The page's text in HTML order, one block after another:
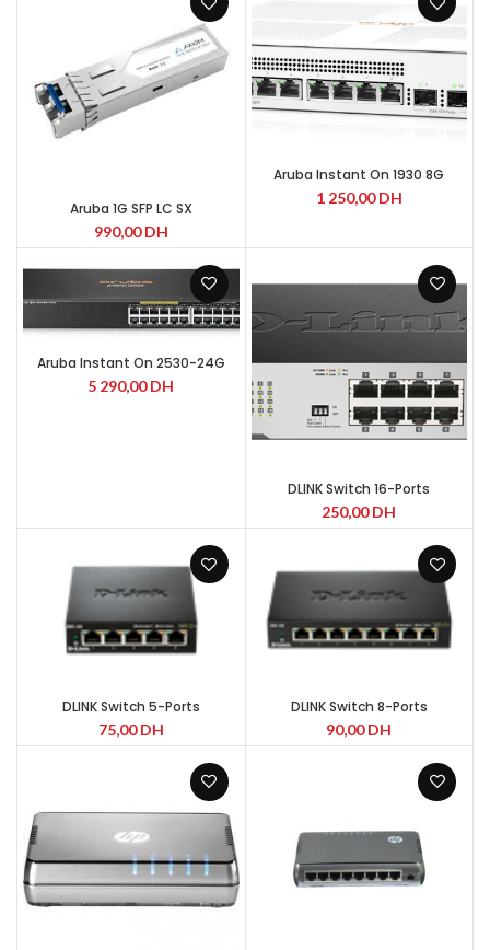
Aruba 1G SFP LC SX
990,00DH
Aruba Instant On 1930 8G
1 250,00DH
Aruba Instant On 2530-24G
5 290,00DH
DLINK Switch 16-Ports
250,00DH
DLINK Switch 5-Ports
75,00DH
DLINK Switch 8-Ports
90,00DH